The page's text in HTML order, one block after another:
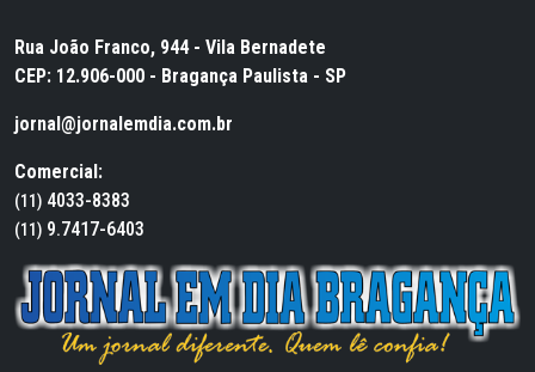
Rua João Franco, 944 - Vila Bernadete
CEP: 12.906-000 - Bragança Paulista - SP
jornal@jornalemdia.com.br
Comercial:
(11) 4033-8383
(11) 9.7417-6403